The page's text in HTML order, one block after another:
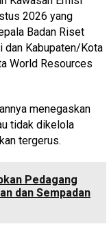
2026 yang
Badan Riset
dan Kabupaten/Kota
World Resources
menegaskan
tidak dikelola
tergerus.
Pedagang
dan Sempadan